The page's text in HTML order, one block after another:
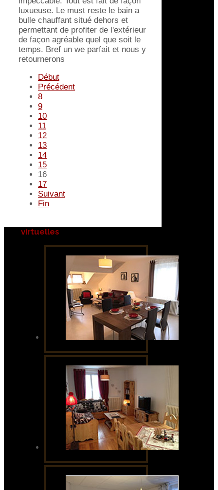
luxueuse. Le must reste le bain a
bulle chauffant situé dehors et
permettant de profiter de l'extérieur
de façon agréable quel que soit le
temps. Bref un we parfait et nous y
retournerons
Début
Précédent
8
9
10
11
12
13
14
15
16
17
Suivant
Fin
virtuelles